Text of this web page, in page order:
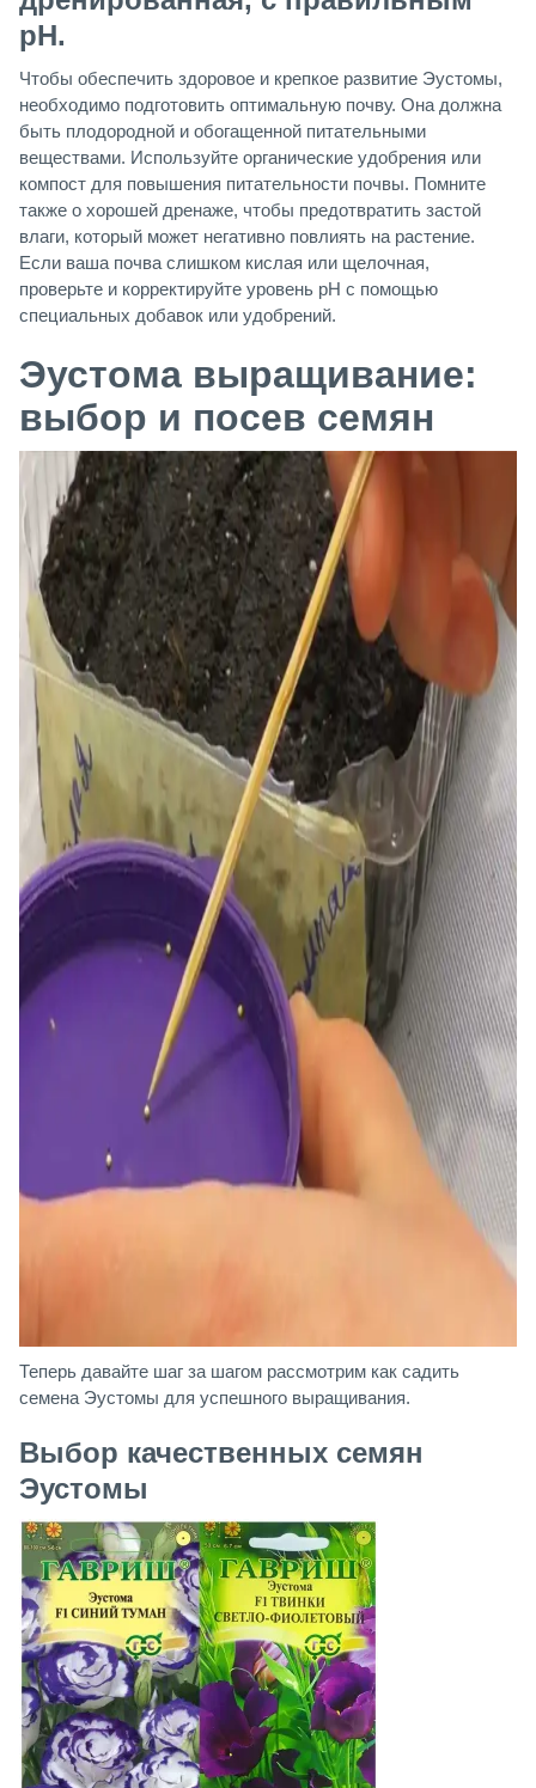
pH.
Чтобы обеспечить здоровое и крепкое развитие Эустомы,
необходимо подготовить оптимальную почву. Она должна
быть плодородной и обогащенной питательными
веществами. Используйте органические удобрения или
компост для повышения питательности почвы. Помните
также о хорошей дренаже, чтобы предотвратить застой
влаги, который может негативно повлиять на растение.
Если ваша почва слишком кислая или щелочная,
проверьте и корректируйте уровень pH с помощью
специальных добавок или удобрений.
Эустома выращивание:
выбор и посев семян
Теперь давайте шаг за шагом рассмотрим как садить
семена Эустомы для успешного выращивания.
Выбор качественных семян
Эустомы